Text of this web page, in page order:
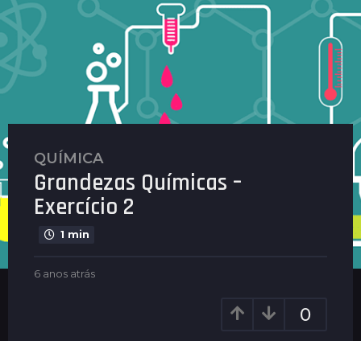
6
a
n
o
t
QUÍMICA
Grandezas Químicas –
Exercício 2
1 min
b
6 anos atrás
0